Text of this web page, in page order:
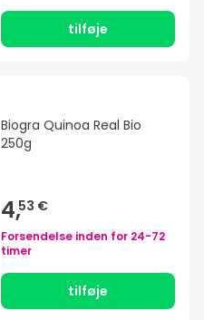
tilføje
Biogra Quinoa Real Bio
250g
4,53 €
Forsendelse inden for 24-72
timer
tilføje